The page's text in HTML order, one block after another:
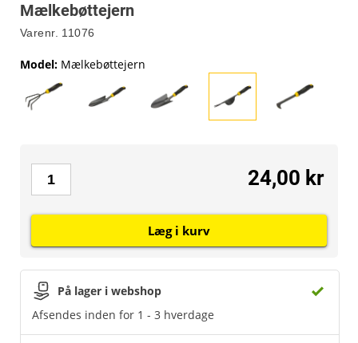
Mælkebøttejern
Varenr. 11076
Model: Mælkebøttejern
På lager i webshop
Afsendes inden for 1 - 3 hverdage
24,00 kr
Læg i kurv